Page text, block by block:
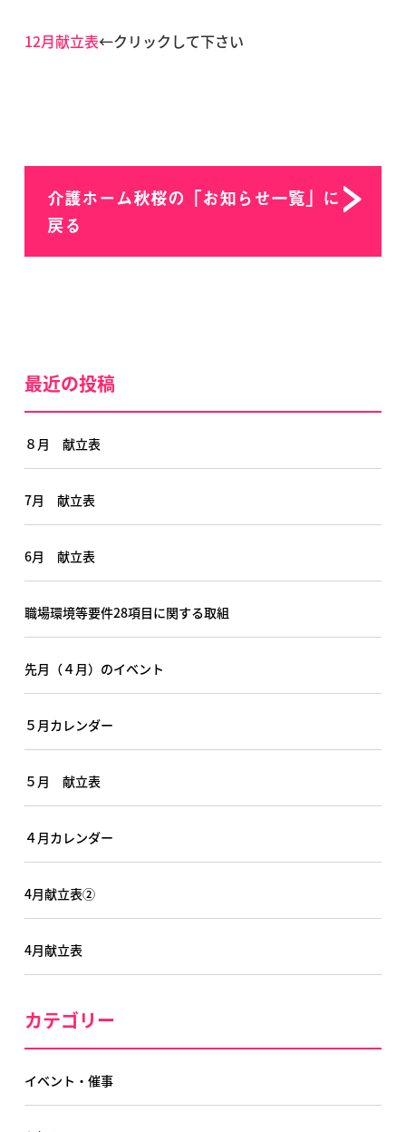
12月献立表←クリックして下さい
介護ホーム秋桜の「お知らせ一覧」に
戻る
最近の投稿
８月 献立表
7月 献立表
6月 献立表
職場環境等要件28項目に関する取組
先月（４月）のイベント
５月カレンダー
５月 献立表
４月カレンダー
4月献立表②
4月献立表
カテゴリー
イベント・催事